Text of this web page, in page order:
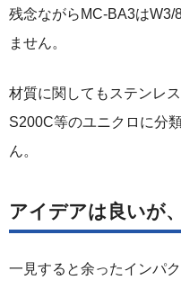
残念ながらMC-BA3はW3/
ません。
材質に関してもステンレ
S200C等のユニクロに分
ん。
アイデアは良いが
一見すると余ったインパ